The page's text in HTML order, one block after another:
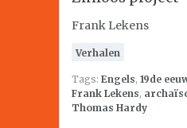
Frank Lekens
Verhalen
Tags: Engels, 19de
Frank Lekens,
Thomas Hardy